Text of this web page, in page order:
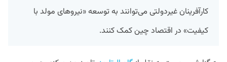
کارآفرینان غیردولتی می‌توانند به توسعه «نیروهای مولد با
کیفیت» در اقتصاد چین کمک کنند.